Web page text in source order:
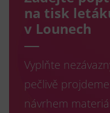
na tisk
v Lounech
Vyplňte
pečlivě
návrhem